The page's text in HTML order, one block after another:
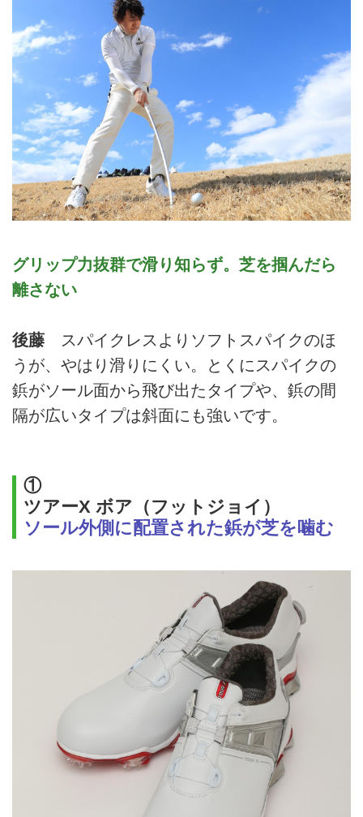
グリップ力抜群で滑り知らず。芝を掴んだら
離さない
後藤 スパイクレスよりソフトスパイクのほ
うが、やはり滑りにくい。とくにスパイクの
鋲がソール面から飛び出たタイプや、鋲の間
隔が広いタイプは斜面にも強いです。
①
ツアーX ボア（フットジョイ）
ソール外側に配置された鋲が芝を噛む